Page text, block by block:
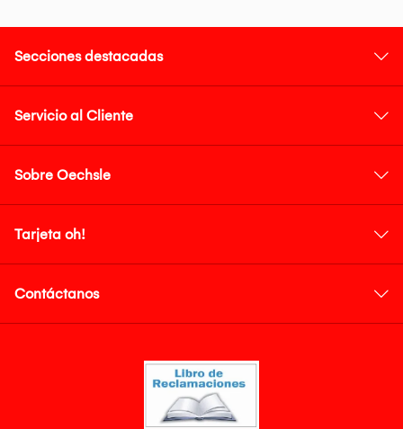
Secciones destacadas
Servicio al Cliente
Sobre Oechsle
Tarjeta oh!
Contáctanos